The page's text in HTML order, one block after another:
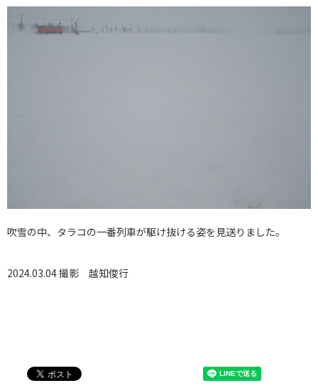
吹雪の中、タラコの一番列車が駆け抜ける姿を見送りました。
2024.03.04 撮影 越知俊行